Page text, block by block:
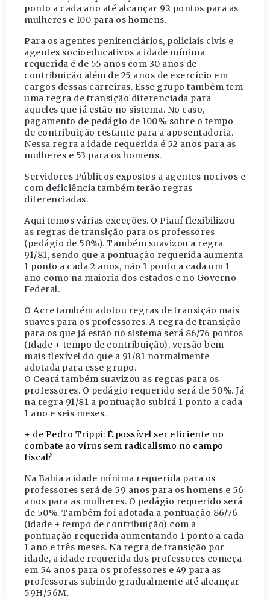
ponto a cada ano até alcançar 92 pontos para as
mulheres e 100 para os homens.
Para os agentes penitenciários, policiais civis e
agentes socioeducativos a idade mínima
requerida é de 55 anos com 30 anos de
contribuição além de 25 anos de exercício em
cargos dessas carreiras. Esse grupo também tem
uma regra de transição diferenciada para
aqueles que já estão no sistema. No caso,
pagamento de pedágio de 100% sobre o tempo
de contribuição restante para a aposentadoria.
Nessa regra a idade requerida é 52 anos para as
mulheres e 53 para os homens.
Servidores Públicos expostos a agentes nocivos e
com deficiência também terão regras
diferenciadas.
Aqui temos várias exceções. O Piauí flexibilizou
as regras de transição para os professores
(pedágio de 50%). Também suavizou a regra
91/81, sendo que a pontuação requerida aumenta
1 ponto a cada 2 anos, não 1 ponto a cada um 1
ano como na maioria dos estados e no Governo
Federal.
O Acre também adotou regras de transição mais
suaves para os professores. A regra de transição
para os que já estão no sistema será 86/76 pontos
(Idade + tempo de contribuição), versão bem
mais flexível do que a 91/81 normalmente
adotada para esse grupo.
O Ceará também suavizou as regras para os
professores. O pedágio requerido será de 50%. Já
na regra 91/81 a pontuação subirá 1 ponto a cada
1 ano e seis meses.
+ de Pedro Trippi: É possível ser eficiente no
combate ao vírus sem radicalismo no campo
fiscal?
Na Bahia a idade mínima requerida para os
professores será de 59 anos para os homens e 56
anos para as mulheres. O pedágio requerido será
de 50%. Também foi adotada a pontuação 86/76
(idade + tempo de contribuição) com a
pontuação requerida aumentando 1 ponto a cada
1 ano e três meses. Na regra de transição por
idade, a idade requerida dos professores começa
em 54 anos para os professores e 49 para as
professoras subindo gradualmente até alcançar
59H/56M.